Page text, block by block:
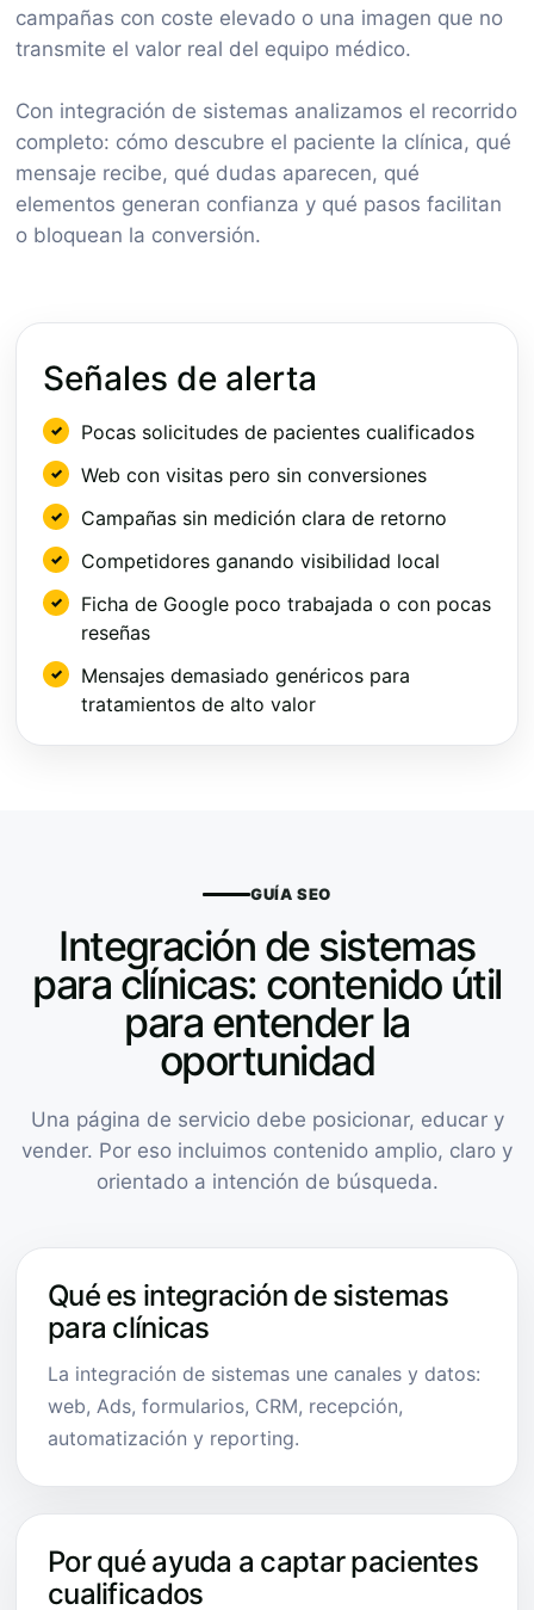
campañas con coste elevado o una imagen que no
transmite el valor real del equipo médico.
Con integración de sistemas analizamos el recorrido
completo: cómo descubre el paciente la clínica, qué
mensaje recibe, qué dudas aparecen, qué
elementos generan confianza y qué pasos facilitan
o bloquean la conversión.
Señales de alerta
Pocas solicitudes de pacientes cualificados
Web con visitas pero sin conversiones
Campañas sin medición clara de retorno
Competidores ganando visibilidad local
Ficha de Google poco trabajada o con pocas
reseñas
Mensajes demasiado genéricos para
tratamientos de alto valor
GUÍA SEO
Integración de sistemas
para clínicas: contenido útil
para entender la
oportunidad
Una página de servicio debe posicionar, educar y
vender. Por eso incluimos contenido amplio, claro y
orientado a intención de búsqueda.
Qué es integración de sistemas
para clínicas
La integración de sistemas une canales y datos:
web, Ads, formularios, CRM, recepción,
automatización y reporting.
Por qué ayuda a captar pacientes
cualificados